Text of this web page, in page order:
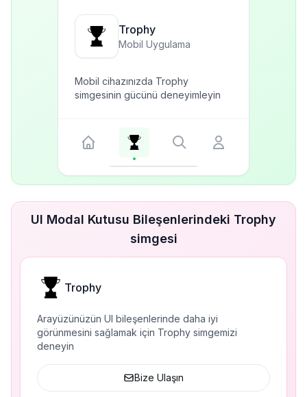
Trophy
Mobil Uygulama
Mobil cihazınızda Trophy
simgesinin gücünü deneyimleyin
UI Modal Kutusu Bileşenlerindeki Trophy
simgesi
Trophy
Arayüzünüzün UI bileşenlerinde daha iyi
görünmesini sağlamak için Trophy simgemizi
deneyin
Bize Ulaşın